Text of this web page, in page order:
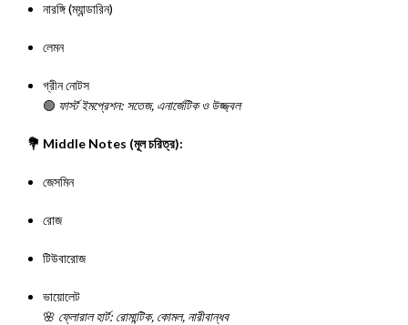
নারঙ্গি (ম্যান্ডারিন)
লেমন
গ্রীন নোটস
🟢 ফার্স্ট ইমপ্রেশন: সতেজ, এনার্জেটিক ও উজ্জ্বল
💐 Middle Notes (মূল চরিত্র):
জেসমিন
রোজ
টিউবারোজ
ভায়োলেট
🌸 ফ্লোরাল হার্ট: রোমান্টিক, কোমল, নারীবান্ধব